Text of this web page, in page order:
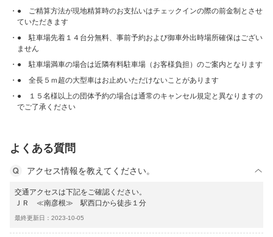
● ご精算方法が現地精算時のお支払いはチェックインの際の前金制とさせ
ていただきます
● 駐車場先着１４台分無料、事前予約および御車外出時場所確保はござい
ません
● 駐車場満車の場合は近隣有料駐車場（お客様負担）のご案内となります
● 全長５ｍ超の大型車はお止めいただけないことがあります
● １５名様以上の団体予約の場合は通常のキャンセル規定と異なりますの
でご了承ください
よくある質問
アクセス情報を教えてください。
交通アクセスは下記をご確認ください。
ＪＲ ≪南彦根≫ 駅西口から徒歩１分
最終更新日：2023-10-05